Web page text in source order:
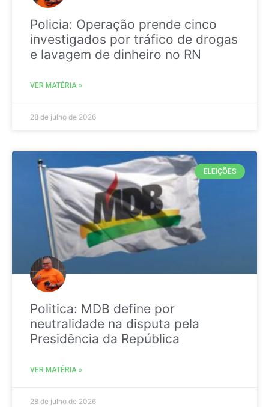
Policia: Operação prende cinco
investigados por tráfico de drogas
e lavagem de dinheiro no RN
VER MATÉRIA »
28 de julho de 2026
ELEIÇÕES
Politica: MDB define por
neutralidade na disputa pela
Presidência da República
VER MATÉRIA »
28 de julho de 2026